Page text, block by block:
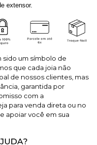
extensor.
sido um símbolo de
que cada joia não
de nossos clientes, mas
garantida por
com a
para venda direta ou no
apoiar você em sua